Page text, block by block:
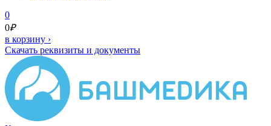
0
0₽
в корзину ›
Скачать реквизиты и документы